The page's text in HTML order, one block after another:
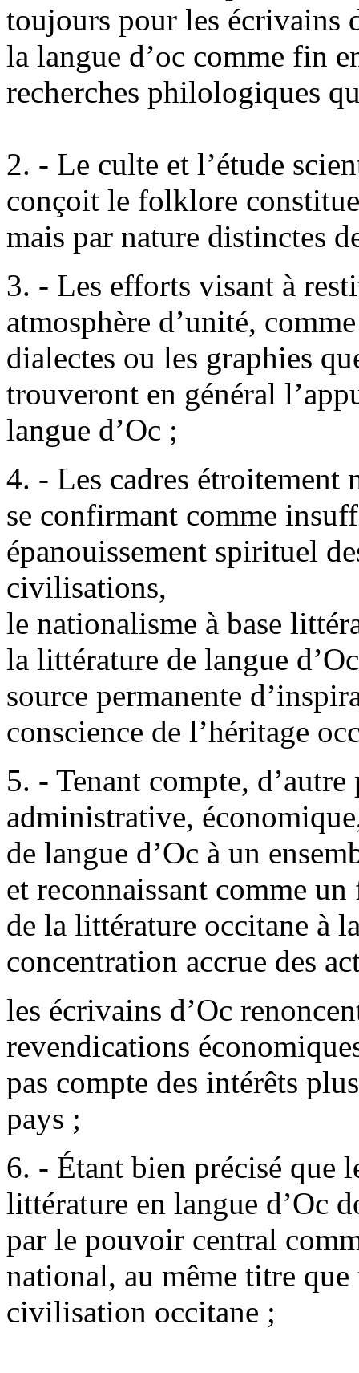
toujours pour les écrivains
la langue d’oc comme fin
recherches philologiques
2. - Le culte et l’étude
conçoit le folklore
mais par nature distinctes
3. - Les efforts visant à
atmosphère d’unité,
dialectes ou les graphies
trouveront en général
langue d’Oc ;
4. - Les cadres étroitement
se confirmant comme
épanouissement spirituel
civilisations,
le nationalisme à base
la littérature de langue
source permanente
conscience de l’héritage
5. - Tenant compte,
administrative,
de langue d’Oc à un
et reconnaissant comme
de la littérature occitane à
concentration accrue des
les écrivains d’Oc
revendications
pas compte des intérêts
pays ;
6. - Étant bien précisé que
littérature en langue d’Oc
par le pouvoir central
national, au même titre
civilisation occitane ;